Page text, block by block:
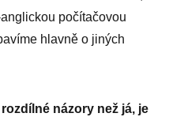
počítačovou
hlavně o jiných
názory než já, je